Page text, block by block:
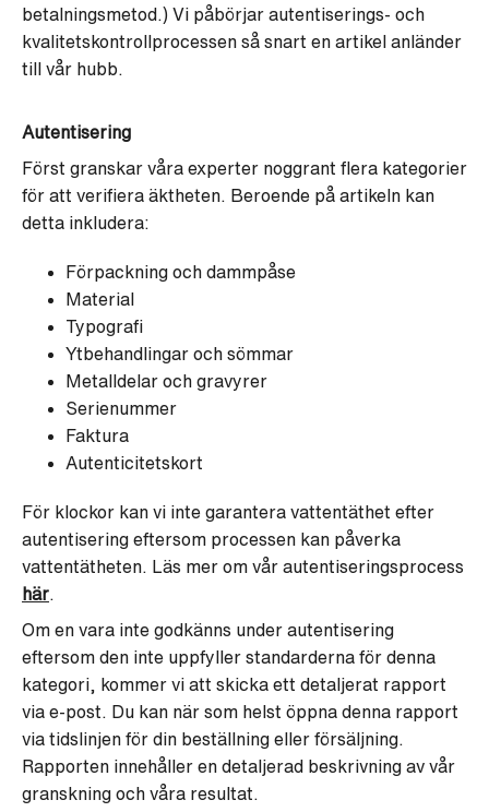
betalningsmetod.) Vi påbörjar autentiserings- och
kvalitetskontrollprocessen så snart en artikel anländer
till vår hubb.
Autentisering
Först granskar våra experter noggrant flera kategorier
för att verifiera äktheten. Beroende på artikeln kan
detta inkludera:
Förpackning och dammpåse
Material
Typografi
Ytbehandlingar och sömmar
Metalldelar och gravyrer
Serienummer
Faktura
Autenticitetskort
För klockor kan vi inte garantera vattentäthet efter
autentisering eftersom processen kan påverka
vattentätheten. Läs mer om vår autentiseringsprocess
här
Om en vara inte godkänns under autentisering
eftersom den inte uppfyller standarderna för denna
kategori, kommer vi att skicka ett detaljerat rapport
via e-post. Du kan när som helst öppna denna rapport
via tidslinjen för din beställning eller försäljning.
Rapporten innehåller en detaljerad beskrivning av vår
granskning och våra resultat.